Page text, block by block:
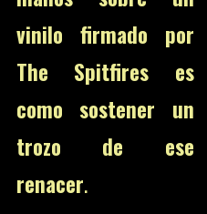
vinilo firmado por
The Spitfires es
como sostener un
trozo de ese
renacer.